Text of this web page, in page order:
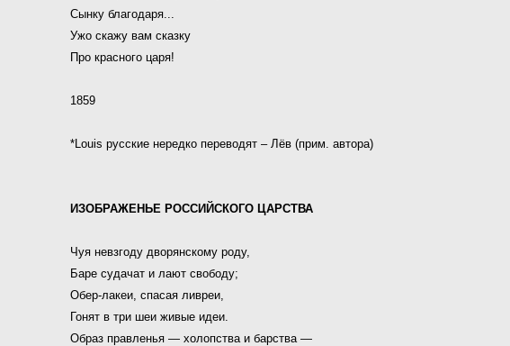
Сынку благодаря...
Ужо скажу вам сказку
Про красного царя!
1859
*Louis русские нередко переводят – Лёв (прим. автора)
ИЗОБРАЖЕНЬЕ РОССИЙСКОГО ЦАРСТВА
Чуя невзгоду дворянскому роду,
Баре судачат и лают свободу;
Обер-лакеи, спасая ливреи,
Гонят в три шеи живые идеи.
Образ правленья — холопства и барства —